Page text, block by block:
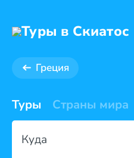
Туры в Скиатос
Греция
Туры Страны мира
Куда